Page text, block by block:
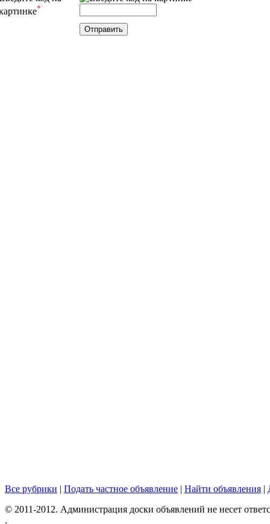
*
Все рубрики | Подать частное объявление | Найти объявления |
© 2011-2012. Администрация доски объявлений не несет
.